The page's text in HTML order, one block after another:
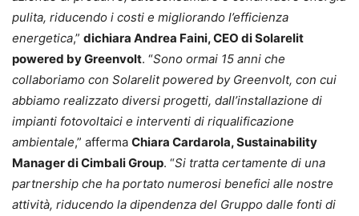
pulita, riducendo i costi e migliorando l’efficienza
energetica,” dichiara Andrea Faini, CEO di Solarelit
powered by Greenvolt. “Sono ormai 15 anni che
collaboriamo con Solarelit powered by Greenvolt, con cui
abbiamo realizzato diversi progetti, dall’installazione di
impianti fotovoltaici e interventi di riqualificazione
ambientale,” afferma Chiara Cardarola, Sustainability
Manager di Cimbali Group. “Si tratta certamente di una
partnership che ha portato numerosi benefici alle nostre
attività, riducendo la dipendenza del Gruppo dalle fonti di